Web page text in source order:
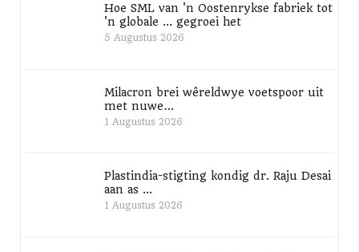
Hoe SML van 'n Oostenrykse fabriek tot
'n globale ... gegroei het
5 Augustus 2026
Milacron brei wêreldwye voetspoor uit
met nuwe…
1 Augustus 2026
Plastindia-stigting kondig dr. Raju Desai
aan as ...
1 Augustus 2026